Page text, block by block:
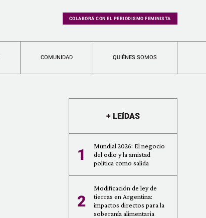
COLABORÁ CON EL PERIODISMO FEMINISTA
COMUNIDAD QUIÉNES SOMOS
+ LEÍDAS
1
Mundial 2026: El negocio
del odio y la amistad
política como salida
2
Modificación de ley de
tierras en Argentina:
impactos directos para la
soberanía alimentaria